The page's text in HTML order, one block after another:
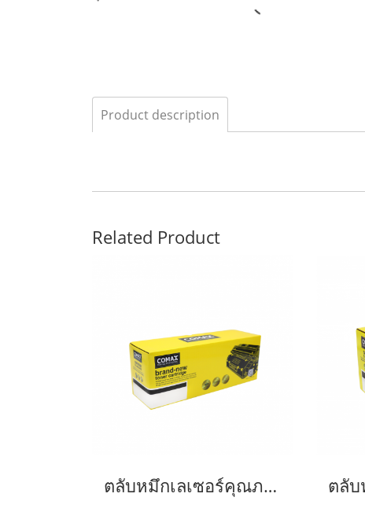
Product description
Related Product
ตลับหมึกเลเซอร์คุณภาพสูงสำหรับ PANASONIC รุ่น KX-FAT88E Black